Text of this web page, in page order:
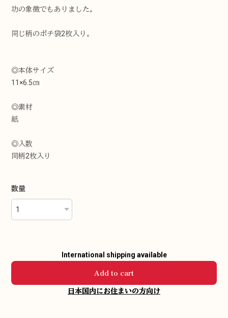
功の象徴でもありました。
同じ柄のポチ袋2枚入り。
◎本体サイズ
11×6.5㎝
◎素材
紙
◎入数
同柄2枚入り
数量
International shipping available
Add to cart
日本国内にお住まいの方向け